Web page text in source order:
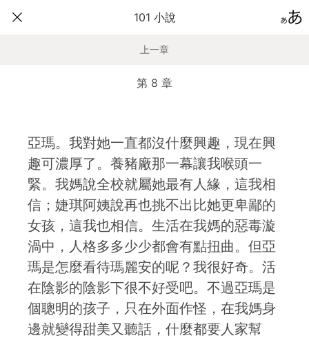
101 小說
上一章
第 8 章
亞瑪。我對她一直都沒什麼興趣，現在興
趣可濃厚了。養豬廠那一幕讓我喉頭一
緊。我媽說全校就屬她最有人緣，這我相
信；婕琪阿姨說再也挑不出比她更卑鄙的
女孩，這我也相信。生活在我媽的惡毒漩
渦中，人格多多少少都會有點扭曲。但亞
瑪是怎麼看待瑪麗安的呢？我很好奇。活
在陰影的陰影下很不好受吧。不過亞瑪是
個聰明的孩子，只在外面作怪，在我媽身
邊就變得甜美又聽話，什麼都要人家幫